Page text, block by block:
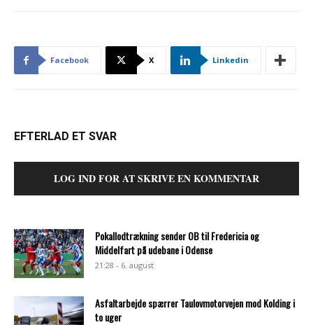
Facebook X Linkedin
EFTERLAD ET SVAR
LOG IND FOR AT SKRIVE EN KOMMENTAR
Pokallodtrækning sender OB til Fredericia og
Middelfart på udebane i Odense
21:28 - 6. august
Asfaltarbejde spærrer Taulovmotorvejen mod Kolding i
to uger